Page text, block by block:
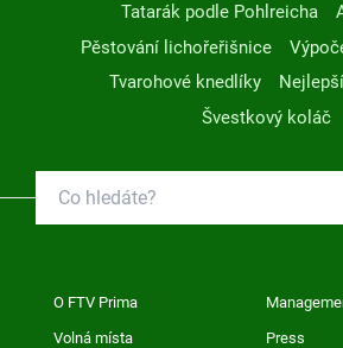
Tatarák podle Pohlreicha
Pěstování lichořeřišnice
Tvarohové knedlíky
Švestkový koláč
O FTV Prima
Volná místa Press